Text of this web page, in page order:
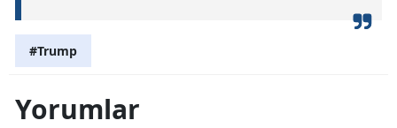
#Trump
Yorumlar